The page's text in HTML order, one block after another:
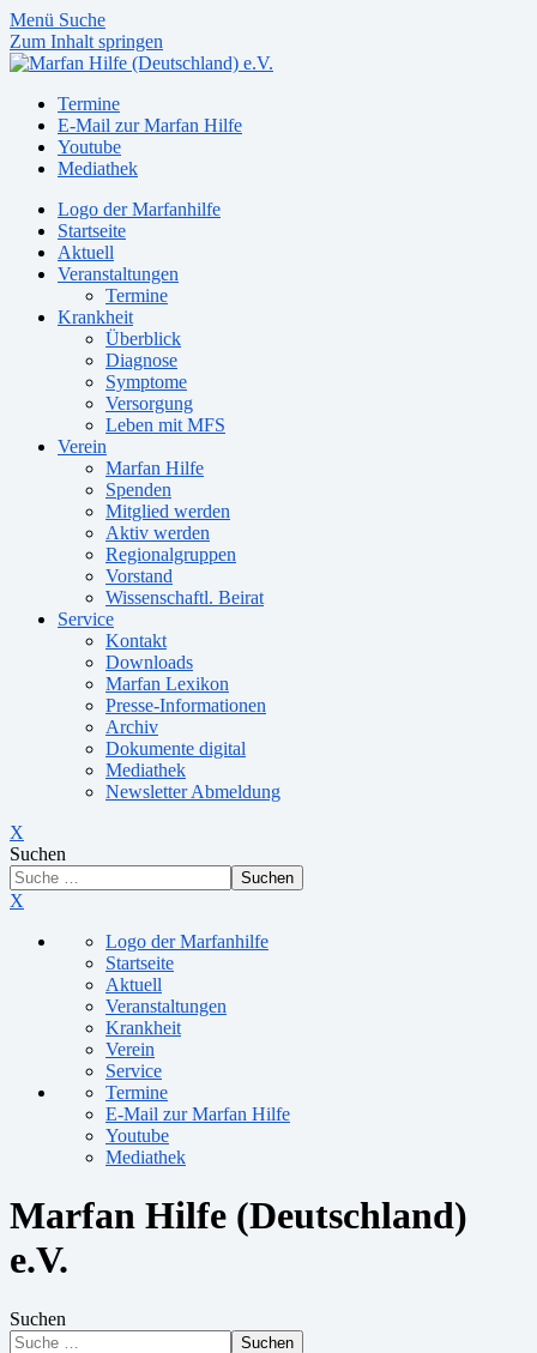
Menü Suche
Zum Inhalt springen
Termine
E-Mail zur Marfan Hilfe
Youtube
Mediathek
Logo der Marfanhilfe
Startseite
Aktuell
Veranstaltungen
Termine
Krankheit
Überblick
Diagnose
Symptome
Versorgung
Leben mit MFS
Verein
Marfan Hilfe
Spenden
Mitglied werden
Aktiv werden
Regionalgruppen
Vorstand
Wissenschaftl. Beirat
Service
Kontakt
Downloads
Marfan Lexikon
Presse-Informationen
Archiv
Dokumente digital
Mediathek
Newsletter Abmeldung
X
Suchen
Suchen
X
Logo der Marfanhilfe
Startseite
Aktuell
Veranstaltungen
Krankheit
Verein
Service
Termine
E-Mail zur Marfan Hilfe
Youtube
Mediathek
Marfan Hilfe (Deutschland)
e.V.
Suchen
Suchen